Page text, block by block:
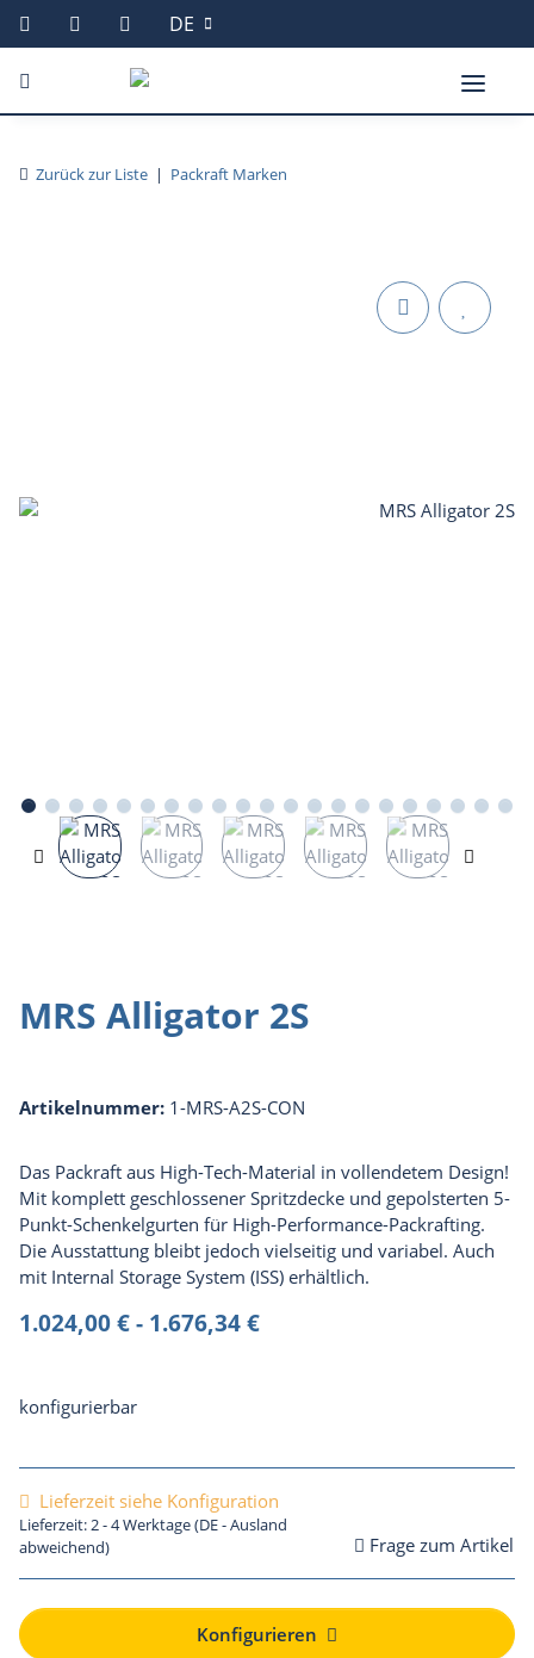
DE
Zurück zur Liste Packraft Marken
MRS Alligator 2S
Artikelnummer: 1-MRS-A2S-CON
Das Packraft aus High-Tech-Material in vollendetem Design!
Mit komplett geschlossener Spritzdecke und gepolsterten 5-
Punkt-Schenkelgurten für High-Performance-Packrafting.
Die Ausstattung bleibt jedoch vielseitig und variabel. Auch
mit Internal Storage System (ISS) erhältlich.
1.024,00 € - 1.676,34 €
konfigurierbar
Lieferzeit siehe Konfiguration
Lieferzeit:2 - 4 Werktage(DE - Ausland
abweichend)
Frage zum Artikel
Konfigurieren